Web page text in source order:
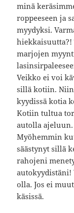
minä
roppeeseen ja
myydyksi.
marjojen
Veikko ei voi
sillä kotiin.
kyydissä kotia
Kotiin tultua
autolla
Myöhemmin
säästynyt sillä
rahojeni
autokyydistäni!
olla. Jos ei
käsissä.